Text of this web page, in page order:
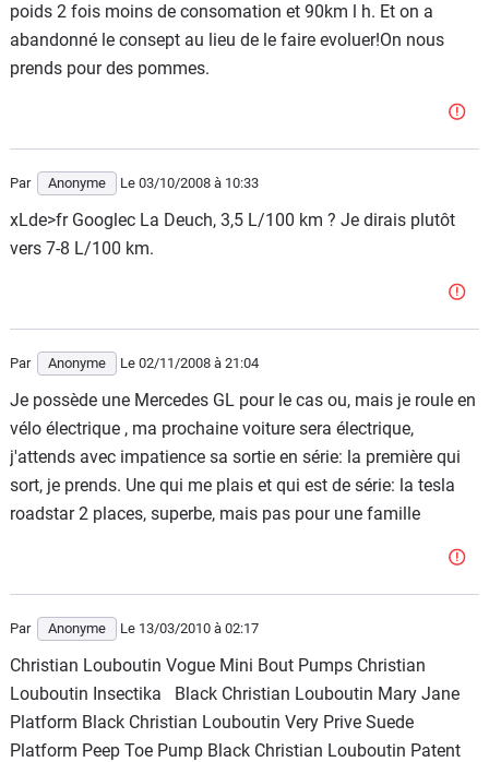
Marques
poids 2 fois moins de consomation et 90km l h. Et on a
abandonné le consept au lieu de le faire evoluer!On nous
prends pour des pommes.
Par Anonyme Le 03/10/2008 à 10:33
xLde>fr Googlec La Deuch, 3,5 L/100 km ? Je dirais plutôt
vers 7-8 L/100 km.
Par Anonyme Le 02/11/2008 à 21:04
Je possède une Mercedes GL pour le cas ou, mais je roule en
vélo électrique , ma prochaine voiture sera électrique,
j'attends avec impatience sa sortie en série: la première qui
sort, je prends. Une qui me plais et qui est de série: la tesla
roadstar 2 places, superbe, mais pas pour une famille
Par Anonyme Le 13/03/2010 à 02:17
Christian Louboutin Vogue Mini Bout Pumps Christian
Louboutin Insectika Black Christian Louboutin Mary Jane
Platform Black Christian Louboutin Very Prive Suede
Platform Peep Toe Pump Black Christian Louboutin Patent